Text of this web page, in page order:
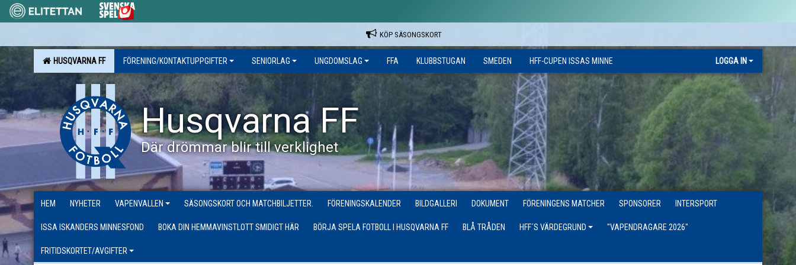
KÖP SÄSONGSKORT
HUSQVARNA FF FÖRENING/KONTAKTUPPGIFTER SENIORLAG UNGDOMSLAG FFA KLUBBSTUGAN SMEDEN HFF-CUPEN ISSAS MINNE LOGGA IN
Husqvarna FF
Där drömmar blir till verklighet
HEM NYHETER VAPENVALLEN SÄSONGSKORT OCH MATCHBILJETTER. FÖRENINGSKALENDER BILDGALLERI DOKUMENT FÖRENINGENS MATCHER SPONSORER INTERSPORT
ISSA ISKANDERS MINNESFOND BOKA DIN HEMMAVINSTLOTT SMIDIGT HÄR BÖRJA SPELA FOTBOLL I HUSQVARNA FF BLÅ TRÅDEN HFF´S VÄRDEGRUND "VAPENDRAGARE 2026"
FRITIDSKORTET/AVGIFTER